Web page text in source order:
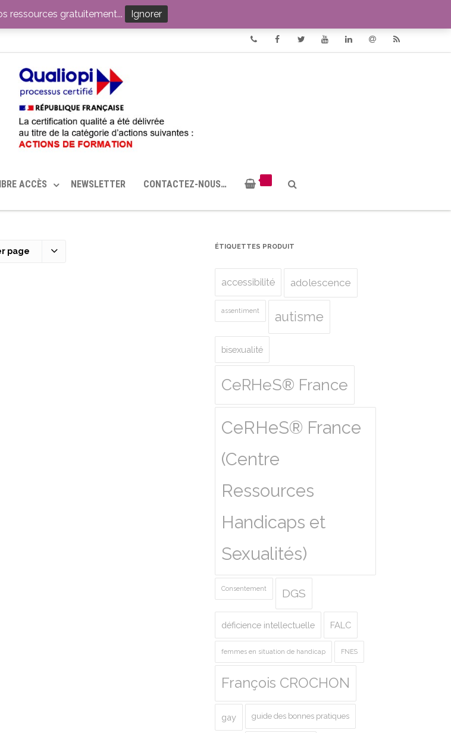
FRANCE OUTILS EN SANTÉ SEXUELLE
ACCÈS NEWSLETTER CONTACTEZ-NOUS…
page ÉTIQUETTES PRODUIT
accessibilité adolescence
assentiment autisme
bisexualité
CeRHeS® France
CeRHeS® France
(Centre
Ressources
Handicaps et
Sexualités)
Consentement DGS
déficience intellectuelle FALC
femmes en situation de handicap FNES
François CROCHON
gay guide des bonnes pratiques
ressources gratuitement... Ignorer